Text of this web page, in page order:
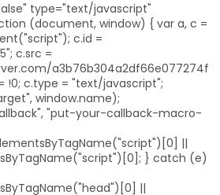
type="text/javascript"
(document, window) { var a, c =
c.id =
c.src =
a3b76b304a2df66e077274f
!0; c.type = "text/javascript";
window.name);
"put-your-callback-macro-
||
} catch (e)
||